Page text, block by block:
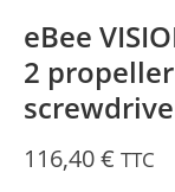
eBee
2
116,40€ TTC